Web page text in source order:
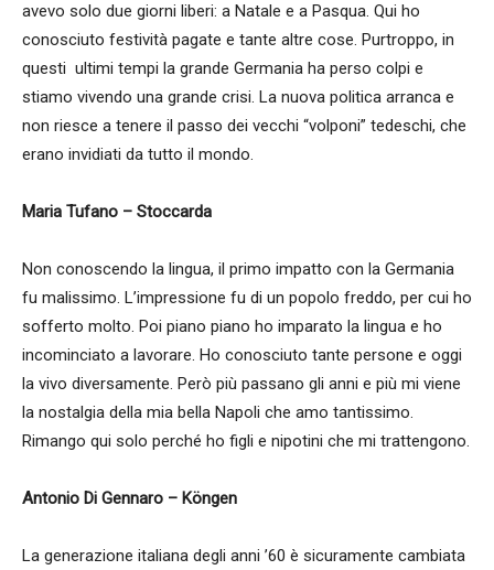
avevo solo due giorni liberi: a Natale e a Pasqua. Qui ho
conosciuto festività pagate e tante altre cose. Purtroppo, in
questi ultimi tempi la grande Germania ha perso colpi e
stiamo vivendo una grande crisi. La nuova politica arranca e
non riesce a tenere il passo dei vecchi “volponi” tedeschi, che
erano invidiati da tutto il mondo.
Maria Tufano – Stoccarda
Non conoscendo la lingua, il primo impatto con la Germania
fu malissimo. L’impressione fu di un popolo freddo, per cui ho
sofferto molto. Poi piano piano ho imparato la lingua e ho
incominciato a lavorare. Ho conosciuto tante persone e oggi
la vivo diversamente. Però più passano gli anni e più mi viene
la nostalgia della mia bella Napoli che amo tantissimo.
Rimango qui solo perché ho figli e nipotini che mi trattengono.
Antonio Di Gennaro – Köngen
La generazione italiana degli anni ’60 è sicuramente cambiata